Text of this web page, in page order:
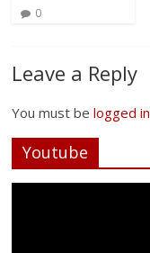
0
Leave a Reply
You must belogged in
Youtube